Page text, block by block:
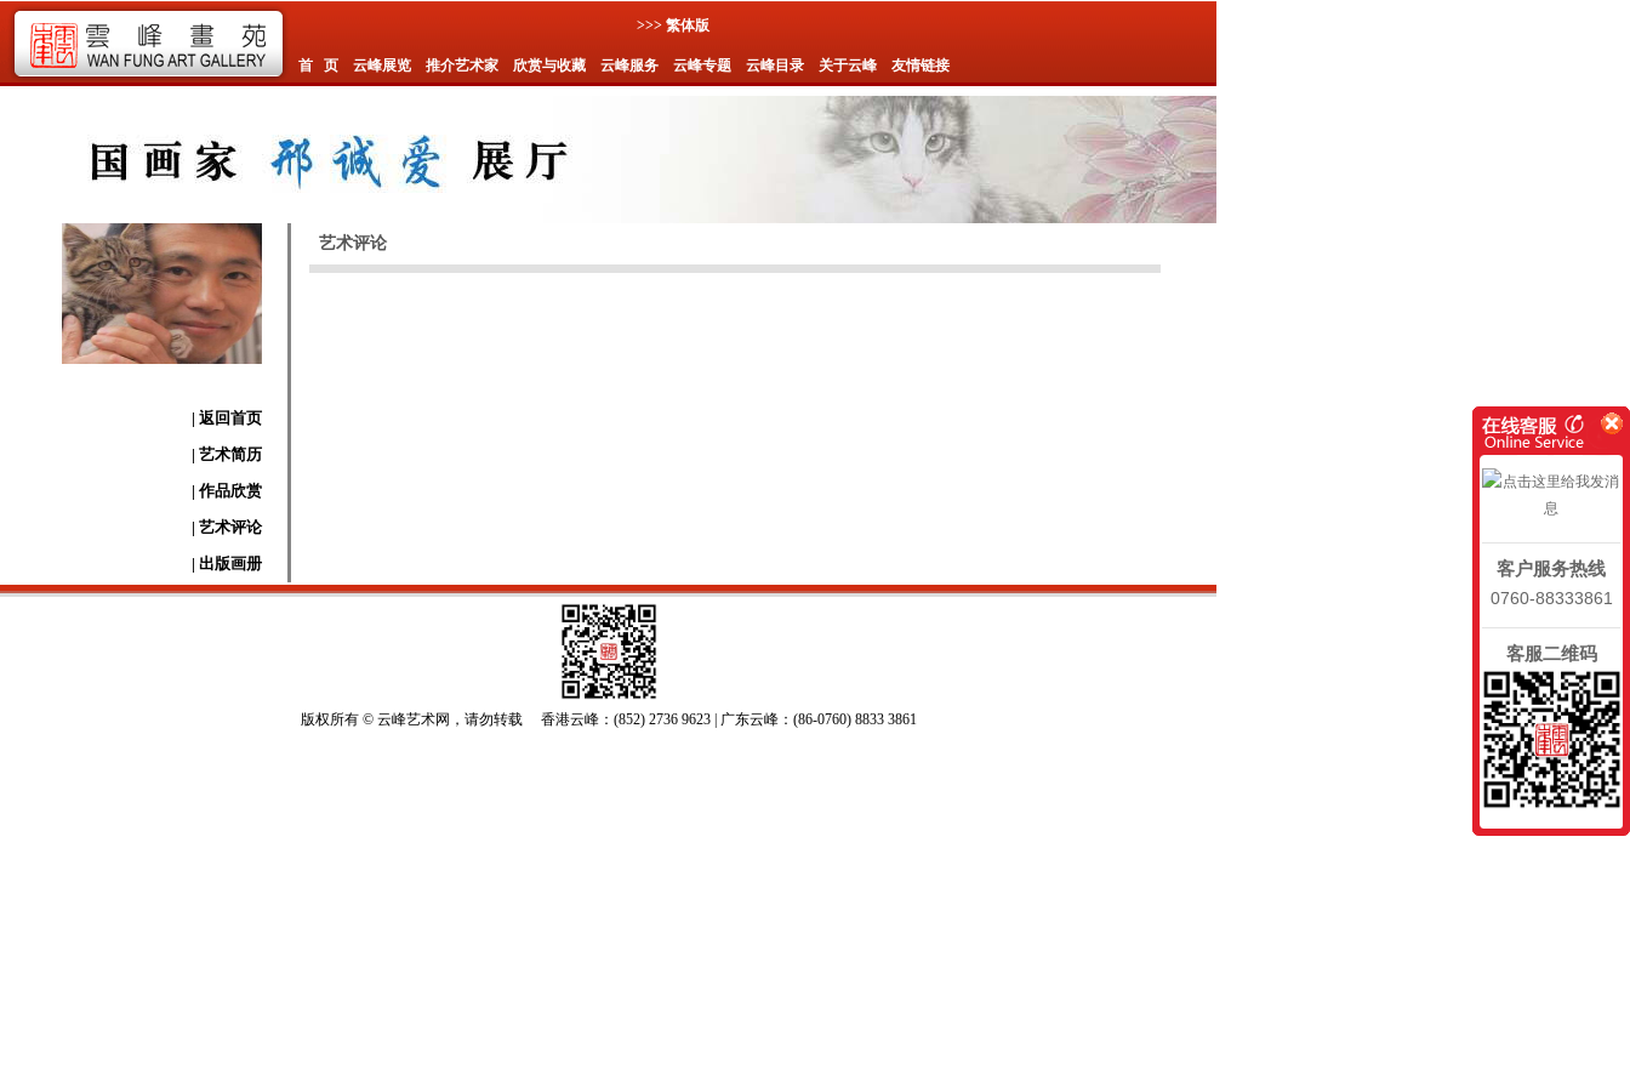
>>> 繁体版
首 页 云峰展览 推介艺术家 欣赏与收藏 云峰服务 云峰专题 云峰目录 关于云峰 友情链接
| 返回首页
| 艺术简历
| 作品欣赏
| 艺术评论
| 出版画册
艺术评论
版权所有 © 云峰艺术网，请勿转载 香港云峰：(852) 2736 9623 | 广东云峰：(86-0760) 8833 3861
客户服务热线
0760-88333861
客服二维码